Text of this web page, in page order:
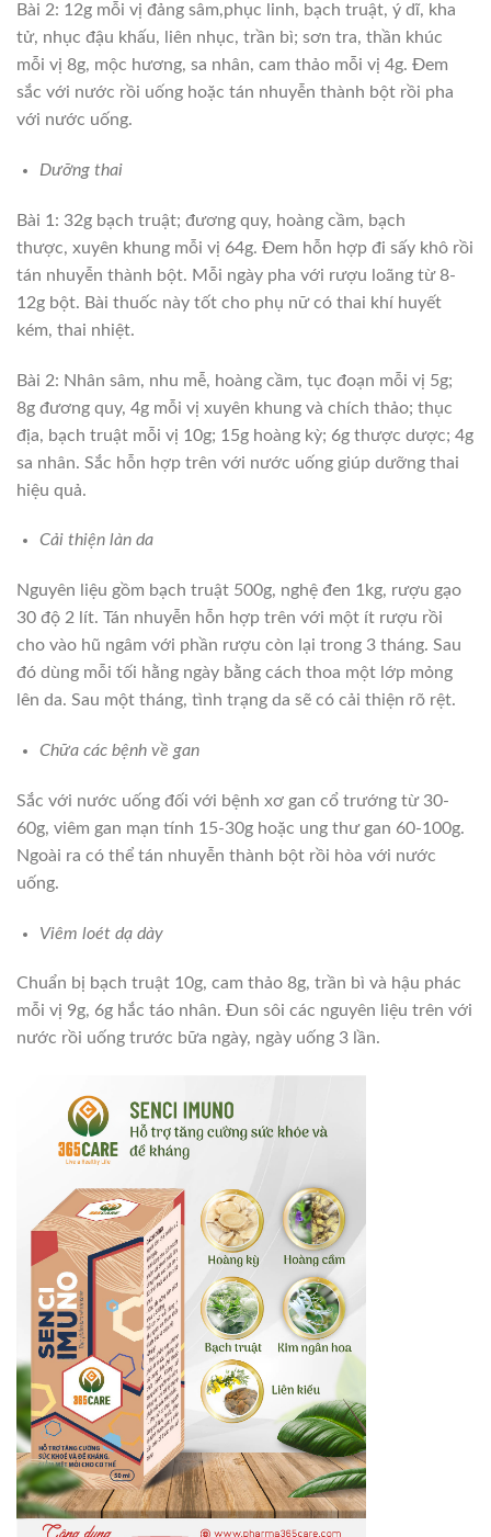
Bài 2: 12g mỗi vị đảng sâm,phục linh, bạch truật, ý dĩ, kha
tử, nhục đậu khấu, liên nhục, trần bì; sơn tra, thần khúc
mỗi vị 8g, mộc hương, sa nhân, cam thảo mỗi vị 4g. Đem
sắc với nước rồi uống hoặc tán nhuyễn thành bột rồi pha
với nước uống.
Dưỡng thai
Bài 1: 32g bạch truật; đương quy, hoàng cầm, bạch
thược, xuyên khung mỗi vị 64g. Đem hỗn hợp đi sấy khô rồi
tán nhuyễn thành bột. Mỗi ngày pha với rượu loãng từ 8-
12g bột. Bài thuốc này tốt cho phụ nữ có thai khí huyết
kém, thai nhiệt.
Bài 2: Nhân sâm, nhu mễ, hoàng cầm, tục đoạn mỗi vị 5g;
8g đương quy, 4g mỗi vị xuyên khung và chích thảo; thục
địa, bạch truật mỗi vị 10g; 15g hoàng kỳ; 6g thược dược; 4g
sa nhân. Sắc hỗn hợp trên với nước uống giúp dưỡng thai
hiệu quả.
Cải thiện làn da
Nguyên liệu gồm bạch truật 500g, nghệ đen 1kg, rượu gạo
30 độ 2 lít. Tán nhuyễn hỗn hợp trên với một ít rượu rồi
cho vào hũ ngâm với phần rượu còn lại trong 3 tháng. Sau
đó dùng mỗi tối hằng ngày bằng cách thoa một lớp mỏng
lên da. Sau một tháng, tình trạng da sẽ có cải thiện rõ rệt.
Chữa các bệnh về gan
Sắc với nước uống đối với bệnh xơ gan cổ trướng từ 30-
60g, viêm gan mạn tính 15-30g hoặc ung thư gan 60-100g.
Ngoài ra có thể tán nhuyễn thành bột rồi hòa với nước
uống.
Viêm loét dạ dày
Chuẩn bị bạch truật 10g, cam thảo 8g, trần bì và hậu phác
mỗi vị 9g, 6g hắc táo nhân. Đun sôi các nguyên liệu trên với
nước rồi uống trước bữa ngày, ngày uống 3 lần.